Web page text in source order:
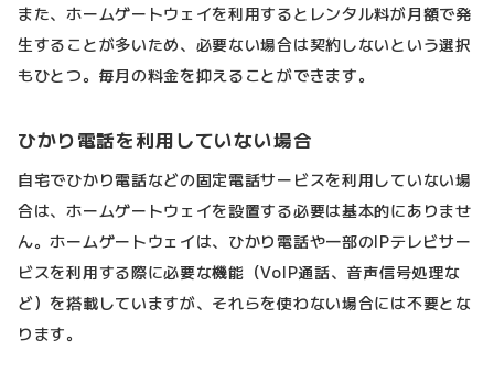
また、ホームゲートウェイを利用するとレンタル料が月額で発
生することが多いため、必要ない場合は契約しないという選択
もひとつ。毎月の料金を抑えることができます。
ひかり電話を利用していない場合
自宅でひかり電話などの固定電話サービスを利用していない場
合は、ホームゲートウェイを設置する必要は基本的にありませ
ん。ホームゲートウェイは、ひかり電話や一部のIPテレビサー
ビスを利用する際に必要な機能（VoIP通話、音声信号処理な
ど）を搭載していますが、それらを使わない場合には不要とな
ります。